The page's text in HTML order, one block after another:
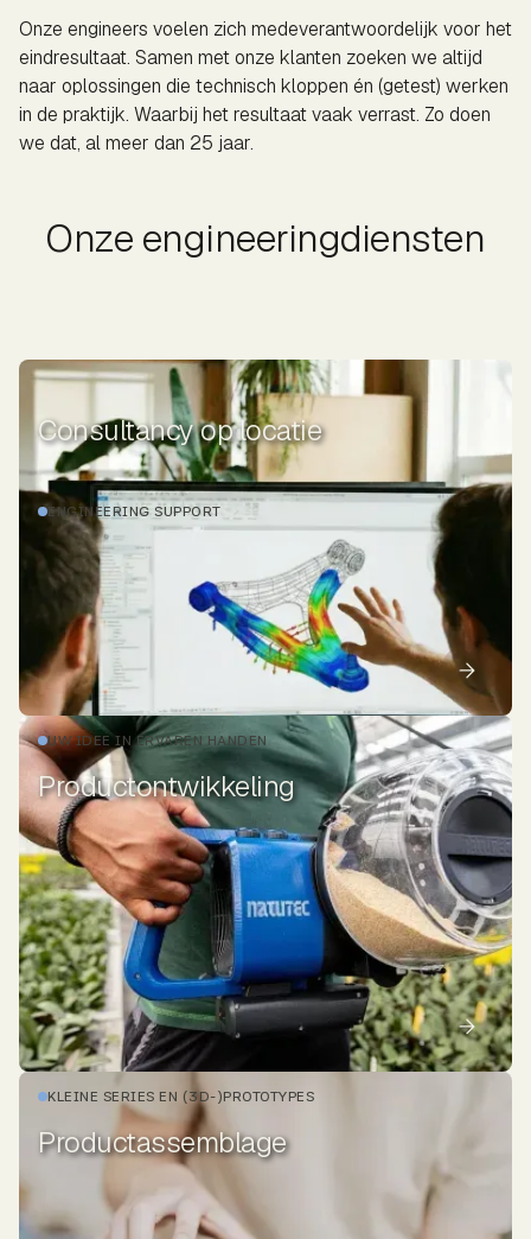
Onze engineers voelen zich medeverantwoordelijk voor het
eindresultaat. Samen met onze klanten zoeken we altijd
naar oplossingen die technisch kloppen én (getest) werken
in de praktijk. Waarbij het resultaat vaak verrast. Zo doen
we dat, al meer dan 25 jaar.
Onze engineeringdiensten
ENGINEERING SUPPORT
Consultancy op locatie
UW IDEE IN ERVAREN HANDEN
Productontwikkeling
KLEINE SERIES EN (3D-)PROTOTYPES
Productassemblage